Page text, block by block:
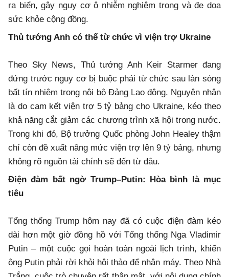
ra biển, gây nguy cơ ô nhiễm nghiêm trọng và đe dọa
sức khỏe cộng đồng.
Thủ tướng Anh có thể từ chức vì viện trợ Ukraine
Theo Sky News, Thủ tướng Anh Keir Starmer đang
đứng trước nguy cơ bị buộc phải từ chức sau làn sóng
bất tín nhiệm trong nội bộ Đảng Lao động. Nguyên nhân
là do cam kết viện trợ 5 tỷ bảng cho Ukraine, kéo theo
khả năng cắt giảm các chương trình xã hội trong nước.
Trong khi đó, Bộ trưởng Quốc phòng John Healey thậm
chí còn đề xuất nâng mức viện trợ lên 9 tỷ bảng, nhưng
không rõ nguồn tài chính sẽ đến từ đâu.
Điện đàm bất ngờ Trump–Putin: Hòa bình là mục
tiêu
Tổng thống Trump hôm nay đã có cuộc điện đàm kéo
dài hơn một giờ đồng hồ với Tổng thống Nga Vladimir
Putin – một cuộc gọi hoàn toàn ngoài lịch trình, khiến
ông Putin phải rời khỏi hội thảo để nhận máy. Theo Nhà